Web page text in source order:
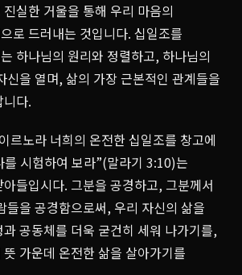
실한 거울을 통해 우리 마음의
로 드러내는 것입니다. 십일조를
하나님의 원리와 정렬하고, 하나님의
신을 열며, 삶의 가장 근본적인 관계들을
다.
르노라 너희의 온전한 십일조를 창고에
시험하여 보라”(말라기 3:10)는
들입시다. 그분을 공경하고, 그분께서
들을 공경함으로써, 우리 자신의 삶을
공동체를 더욱 굳건히 세워 나가기를,
가운데 온전한 삶을 살아가기를